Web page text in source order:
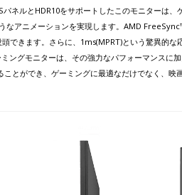
ルとHDR10をサポートしたこのモニターは
なアニメーションを実現します。AMD
できます。さらに、1ms(MPRT)という驚異的
ングモニターは、その強力なパフォーマンス
とができ、ゲーミングに最適なだけでなく、